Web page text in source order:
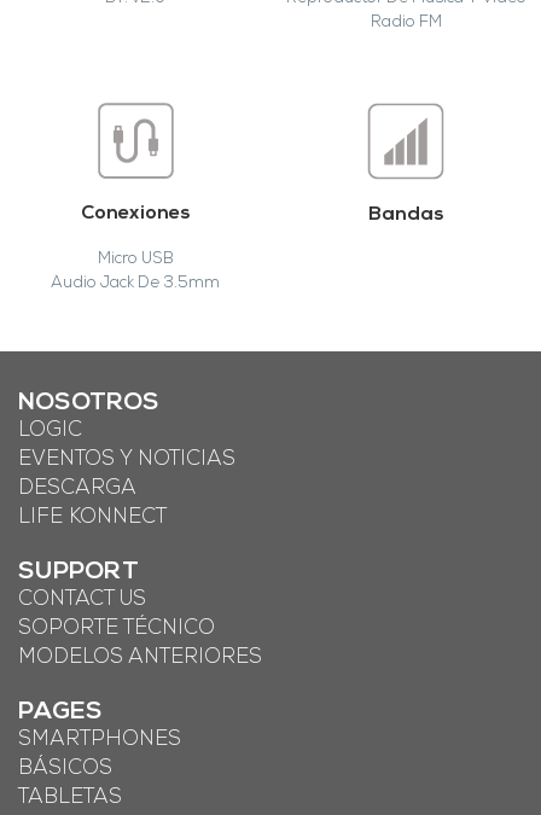
Radio FM
Conexiones
Micro USB
Audio Jack De 3.5mm
Bandas
NOSOTROS
LOGIC
EVENTOS Y NOTICIAS
DESCARGA
LIFE KONNECT
SUPPORT
CONTACT US
SOPORTE TÉCNICO
MODELOS ANTERIORES
PAGES
SMARTPHONES
BÁSICOS
TABLETAS